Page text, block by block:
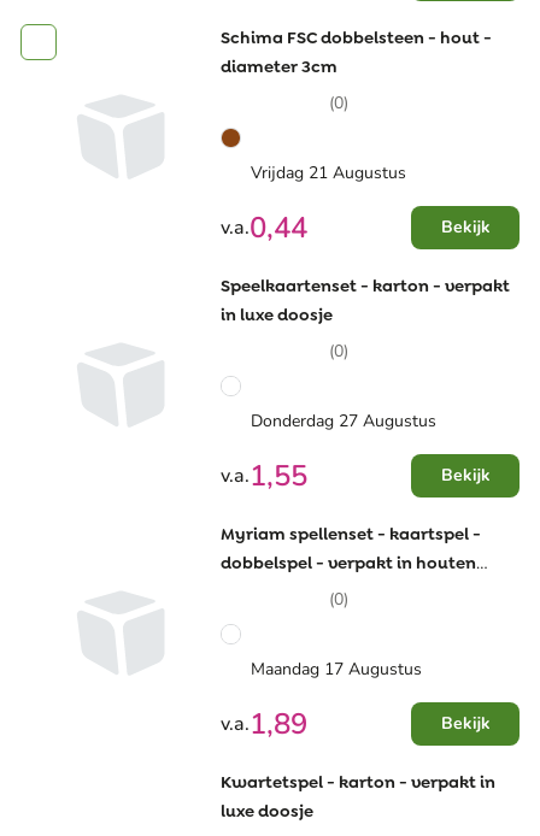
Schima FSC dobbelsteen - hout -
diameter 3cm
(0)
Vrijdag 21 Augustus
v.a.0,44 Bekijk
Speelkaartenset - karton - verpakt
in luxe doosje
(0)
Donderdag 27 Augustus
v.a.1,55 Bekijk
Myriam spellenset - kaartspel -
dobbelspel - verpakt in houten
(0)
Maandag 17 Augustus
v.a.1,89 Bekijk
Kwartetspel - karton - verpakt in
luxe doosje